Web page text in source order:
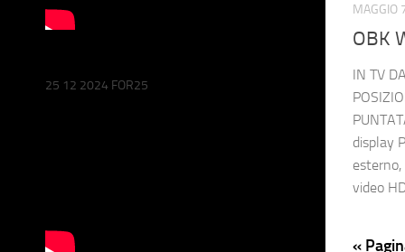
MAGGIO
OBK
IN TV
display
video
«
25 12 2024 FOR25